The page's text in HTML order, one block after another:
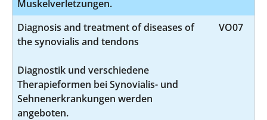
Muskelverletzungen.
Diagnosis and treatment of diseases of
the synovialis and tendons
Diagnostik und verschiedene
Therapieformen bei Synovialis- und
Sehnenerkrankungen werden
angeboten.
VO07